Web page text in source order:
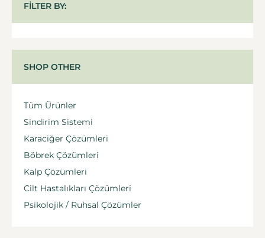
FILTER BY:
SHOP OTHER
Tüm Ürünler
Sindirim Sistemi
Karaciğer Çözümleri
Böbrek Çözümleri
Kalp Çözümleri
Cilt Hastalıkları Çözümleri
Psikolojik / Ruhsal Çözümler